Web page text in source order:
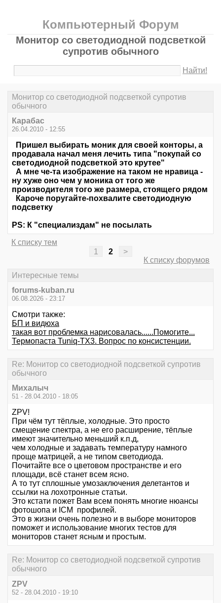
Компьютерный Форум
Монитор со светодиодной подсветкой
супротив обычного
Найти!
Монитор со светодиодной подсветкой супротив
обычного
Карабас
26.04.2010 - 12:55
Пришел выбирать моник для своей конторы, а
продавала начал меня лечить типа "покупай со
светодиодной подсветкой это крутее"
А мне че-та изображение на таком не нравица -
ну хуже оно чем у моника от того же
производителя того же размера, стоящего рядом
Кароче поругайте-похвалите светодиодную
подсветку
PS: К "специализдам" не посылать
К списку тем
1
2
>
К списку форумов
Интересные темы
forums-kuban.ru
06.08.2026 - 23:17
Смотри также:
БП и видюха
такая вот проблемка нарисовалась......Помогите...
Термопаста Tuniq-TX3. Вопрос по консистенции.
Re: Монитор со светодиодной подсветкой супротив
обычного
Михалыч
51 - 28.04.2010 - 18:05
ZPV!
При чём тут тёплые, холодные. Это просто
смещение спектра, а не его расширение, тёплые
имеют значительно меньший к.п.д,
чем холодные и задавать температуру намного
проще матрицей, а не типом светодиода.
Почитайте все о цветовом пространстве и его
площади, всё станет всем ясно.
А то тут сплошные умозаключения делетантов и
ссылки на лохотронные статьи.
Это кстати пожет Вам всем понять многие нюансы
фотошопа и ICM профилей.
Это в жизни очень полезно и в выборе мониторов
поможет и использование многих тестов для
мониторов станет ясным и простым.
Re: Монитор со светодиодной подсветкой супротив
обычного
ZPV
52 - 28.04.2010 - 19:10